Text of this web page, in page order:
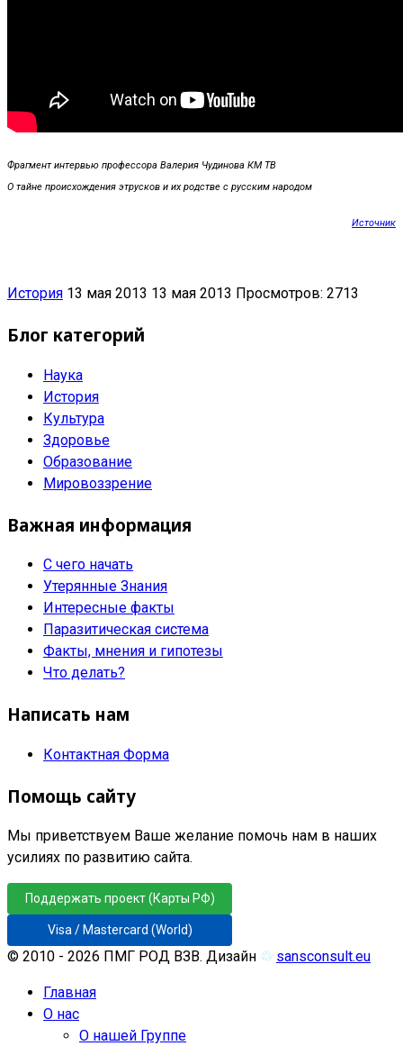
Фрагмент интервью профессора Валерия Чудинова КМ ТВ
О тайне происхождения этрусков и их родстве с русским народом
Источник
История 13 мая 2013 13 мая 2013 Просмотров: 2713
Блог категорий
Наука
История
Культура
Здоровье
Образование
Мировоззрение
Важная информация
С чего начать
Утерянные Знания
Интересные факты
Паразитическая система
Факты, мнения и гипотезы
Что делать?
Написать нам
Контактная Форма
Помощь сайту
Мы приветствуем Ваше желание помочь нам в наших
усилиях по развитию сайта.
Поддержать проект (Карты РФ)
Visa / Mastercard (World)
© 2010 - 2026 ПМГ РОД ВЗВ. Дизайн ♲ sansconsult.eu
Главная
О нас
О нашей Группе